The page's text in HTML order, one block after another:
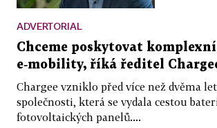
ADVERTORIAL
Chceme poskytovat
e‑mobility, říká ředitel
Chargee vzniklo před více než dvěma
společnosti, která se vydala cestou
fotovoltaických panelů....